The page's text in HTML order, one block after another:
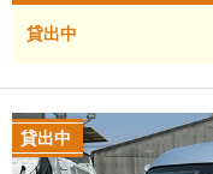
貸出中
貸出中